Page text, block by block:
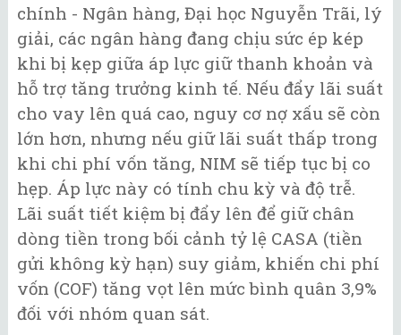
chính - Ngân hàng, Đại học Nguyễn Trãi, lý
giải, các ngân hàng đang chịu sức ép kép
khi bị kẹp giữa áp lực giữ thanh khoản và
hỗ trợ tăng trưởng kinh tế. Nếu đẩy lãi suất
cho vay lên quá cao, nguy cơ nợ xấu sẽ còn
lớn hơn, nhưng nếu giữ lãi suất thấp trong
khi chi phí vốn tăng, NIM sẽ tiếp tục bị co
hẹp. Áp lực này có tính chu kỳ và độ trễ.
Lãi suất tiết kiệm bị đẩy lên để giữ chân
dòng tiền trong bối cảnh tỷ lệ CASA (tiền
gửi không kỳ hạn) suy giảm, khiến chi phí
vốn (COF) tăng vọt lên mức bình quân 3,9%
đối với nhóm quan sát.